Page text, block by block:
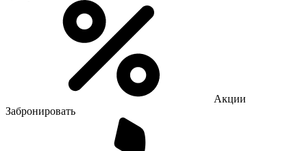
Акции
Забронировать